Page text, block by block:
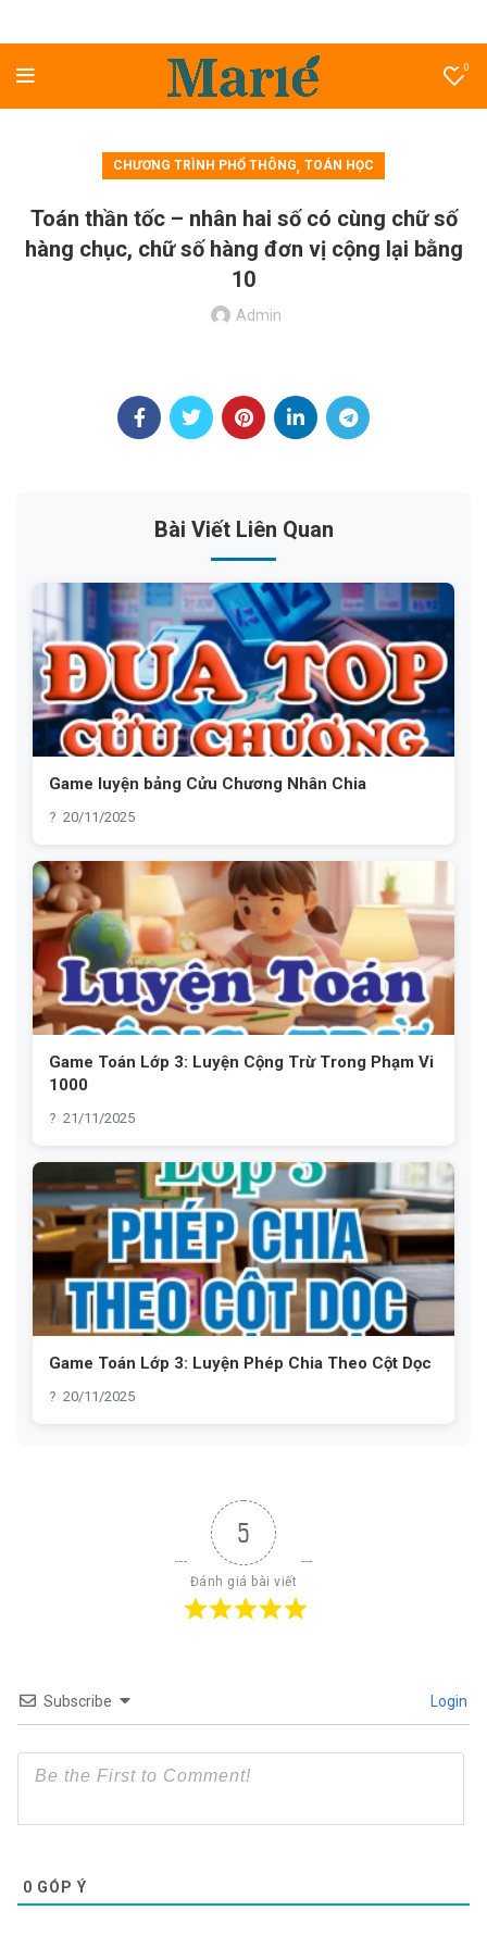
0
CHƯƠNG TRÌNH PHỔ THÔNG, TOÁN HỌC
Toán thần tốc – nhân hai số có cùng chữ số
hàng chục, chữ số hàng đơn vị cộng lại bằng
10
Admin
Bài Viết Liên Quan
Game luyện bảng Cửu Chương Nhân Chia
20/11/2025
Game Toán Lớp 3: Luyện Cộng Trừ Trong Phạm Vi
1000
21/11/2025
Game Toán Lớp 3: Luyện Phép Chia Theo Cột Dọc
20/11/2025
5
Đánh giá bài viết
Subscribe Login
0 GÓP Ý